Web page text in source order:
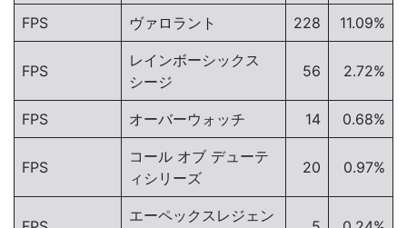
FPS ヴァロラント 228 11.09%
FPS
レインボーシックス
シージ
56 2.72%
FPS オーバーウォッチ 14 0.68%
FPS
コール オブ デューテ
ィシリーズ
20 0.97%
エーペックスレジェン